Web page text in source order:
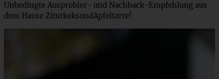
Unbedingte Ausprobier- und Nachback-Empfehlung aus
dem Hause ZimtkeksundApfeltarte!